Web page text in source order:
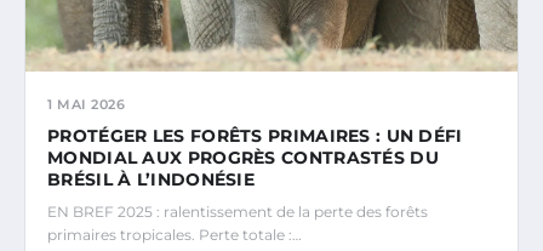
1 MAI 2026
PROTÉGER LES FORÊTS PRIMAIRES : UN DÉFI
MONDIAL AUX PROGRÈS CONTRASTÉS DU
BRÉSIL À L’INDONÉSIE
EN BREF 2025 : ralentissement de la perte des forêts
primaires tropicales. Perte totale :…